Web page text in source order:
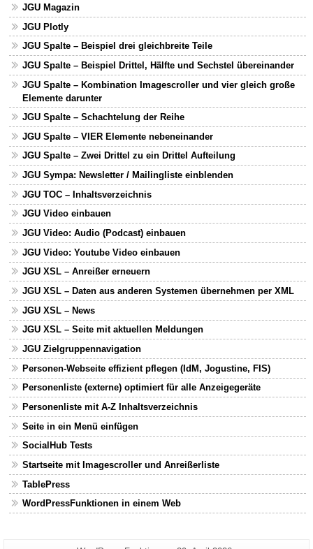
JGU Magazin
JGU Plotly
JGU Spalte – Beispiel drei gleichbreite Teile
JGU Spalte – Beispiel Drittel, Hälfte und Sechstel übereinander
JGU Spalte – Kombination Imagescroller und vier gleich große
Elemente darunter
JGU Spalte – Schachtelung der Reihe
JGU Spalte – VIER Elemente nebeneinander
JGU Spalte – Zwei Drittel zu ein Drittel Aufteilung
JGU Sympa: Newsletter / Mailingliste einblenden
JGU TOC – Inhaltsverzeichnis
JGU Video einbauen
JGU Video: Audio (Podcast) einbauen
JGU Video: Youtube Video einbauen
JGU XSL – Anreißer erneuern
JGU XSL – Daten aus anderen Systemen übernehmen per XML
JGU XSL – News
JGU XSL – Seite mit aktuellen Meldungen
JGU Zielgruppennavigation
Personen-Webseite effizient pflegen (IdM, Jogustine, FIS)
Personenliste (externe) optimiert für alle Anzeigegeräte
Personenliste mit A-Z Inhaltsverzeichnis
Seite in ein Menü einfügen
SocialHub Tests
Startseite mit Imagescroller und Anreißerliste
TablePress
WordPressFunktionen in einem Web